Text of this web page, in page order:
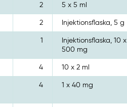
2 5 x 5 ml
2 Injektionsflaska, 5 g
1
Injektionsflaska, 10 x
500 mg
4 10 x 2 ml
4 1 x 40 mg